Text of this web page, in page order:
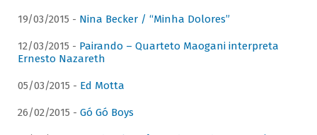
19/03/2015 - Nina Becker / “Minha Dolores”
12/03/2015 - Pairando – Quarteto Maogani interpreta
Ernesto Nazareth
05/03/2015 - Ed Motta
26/02/2015 - Gó Gó Boys